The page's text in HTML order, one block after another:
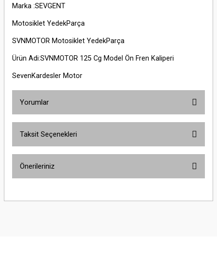
Marka :SEVGENT
Motosiklet YedekParça
SVNMOTOR Motosiklet YedekParça
Ürün Adi:SVNMOTOR 125 Cg Model Ön Fren Kaliperi
SevenKardesler Motor
Yorumlar
Taksit Seçenekleri
Önerileriniz
yetersiz gördüğünüz noktaları öneri formunu kullanarak tarafımıza